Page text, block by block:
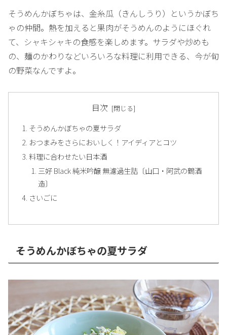
そうめんかぼちゃは、金糸瓜（きんしうり）というかぼち
ゃの仲間。熱を加えると果肉がそうめんのようにほぐれ
て、シャキシャキの食感を楽しめます。サラダや炒めも
の、麺のかわりなどいろいろな料理に利用できる、今が旬
の野菜なんですよ。
目次
そうめんかぼちゃの夏サラダ
おつまみをさらにおいしく！アイディアとコツ
料理に合わせたい日本酒
三好 Black 純米吟醸 無濾過生詰〔山口・阿武の鶴酒
造〕
さいごに
そうめんかぼちゃの夏サラダ